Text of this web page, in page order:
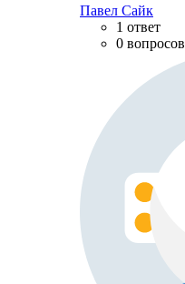
Павел Сайк
1 ответ
0 вопросов